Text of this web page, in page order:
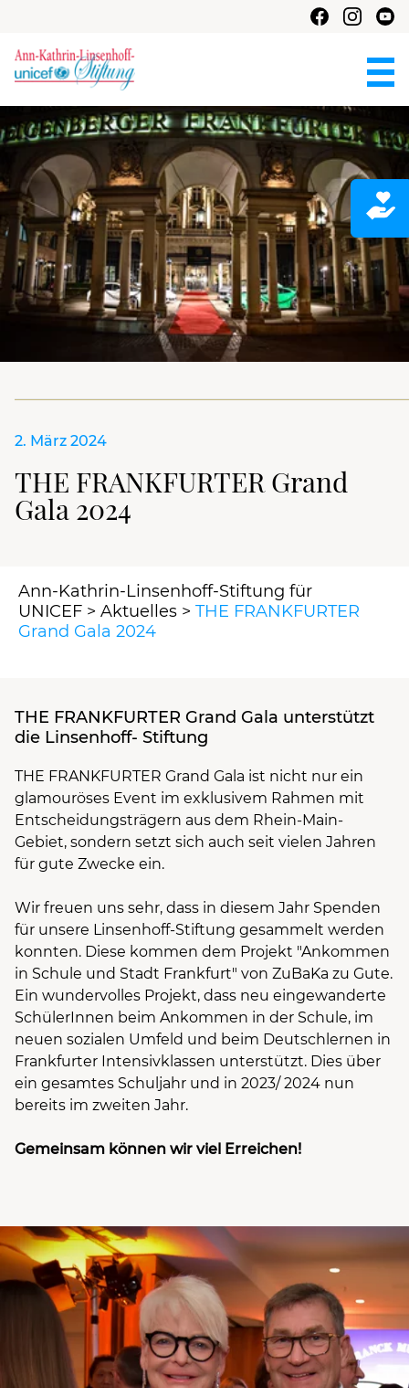
2. März 2024
THE FRANKFURTER Grand
Gala 2024
Ann-Kathrin-Linsenhoff-Stiftung für
UNICEF > Aktuelles > THE FRANKFURTER
Grand Gala 2024
THE FRANKFURTER Grand Gala unterstützt
die Linsenhoff- Stiftung
THE FRANKFURTER Grand Gala ist nicht nur ein
glamouröses Event im exklusivem Rahmen mit
Entscheidungsträgern aus dem Rhein-Main-
Gebiet, sondern setzt sich auch seit vielen Jahren
für gute Zwecke ein.
Wir freuen uns sehr, dass in diesem Jahr Spenden
für unsere Linsenhoff-Stiftung gesammelt werden
konnten. Diese kommen dem Projekt "Ankommen
in Schule und Stadt Frankfurt" von ZuBaKa zu Gute.
Ein wundervolles Projekt, dass neu eingewanderte
SchülerInnen beim Ankommen in der Schule, im
neuen sozialen Umfeld und beim Deutschlernen in
Frankfurter Intensivklassen unterstützt. Dies über
ein gesamtes Schuljahr und in 2023/ 2024 nun
bereits im zweiten Jahr.
Gemeinsam können wir viel Erreichen!